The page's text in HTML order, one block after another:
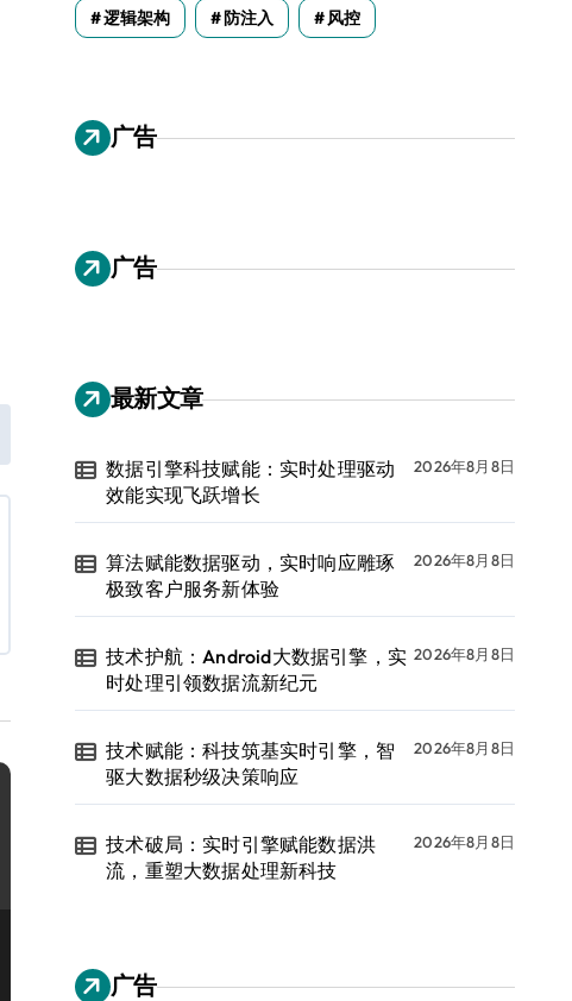
逻辑架构 防注入 风控
广告
广告
最新文章
数据引擎科技赋能：实时处理驱动
效能实现飞跃增长
2026年8月8日
算法赋能数据驱动，实时响应雕琢
极致客户服务新体验
2026年8月8日
技术护航：Android大数据引擎，实
时处理引领数据流新纪元
2026年8月8日
技术赋能：科技筑基实时引擎，智
驱大数据秒级决策响应
2026年8月8日
技术破局：实时引擎赋能数据洪
流，重塑大数据处理新科技
2026年8月8日
广告